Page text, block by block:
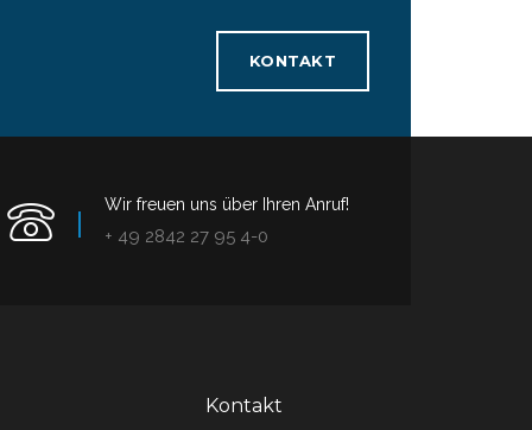
KONTAKT
Wir freuen uns über Ihren Anruf!
+ 49 2842 27 95 4-0
Kontakt